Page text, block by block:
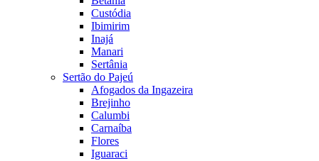
Custódia
Ibimirim
Inajá
Manari
Sertânia
Sertão do Pajeú
Afogados da Ingazeira
Brejinho
Calumbi
Carnaíba
Flores
Iguaraci